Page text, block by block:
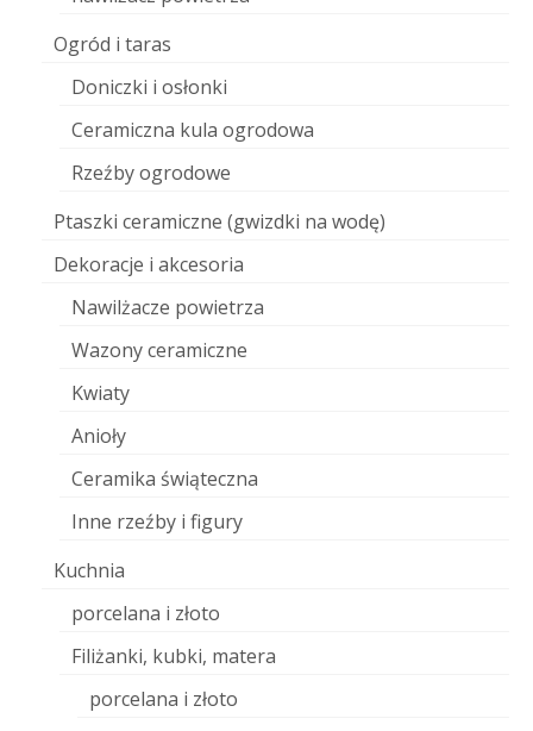
Ogród i taras
Doniczki i osłonki
Ceramiczna kula ogrodowa
Rzeźby ogrodowe
Ptaszki ceramiczne (gwizdki na wodę)
Dekoracje i akcesoria
Nawilżacze powietrza
Wazony ceramiczne
Kwiaty
Anioły
Ceramika świąteczna
Inne rzeźby i figury
Kuchnia
porcelana i złoto
Filiżanki, kubki, matera
porcelana i złoto